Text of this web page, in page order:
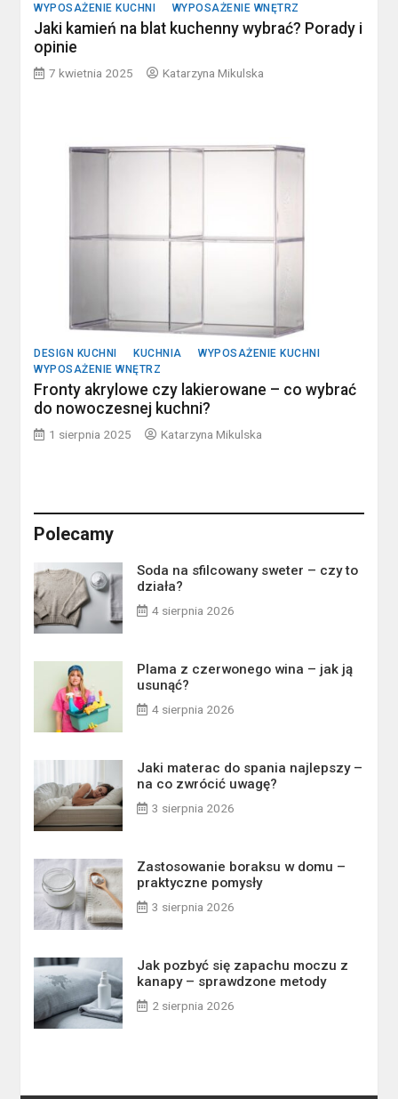
WYPOSAŻENIE KUCHNI
WYPOSAŻENIE WNĘTRZ
Jaki kamień na blat kuchenny wybrać? Porady i
opinie
7 kwietnia 2025 Katarzyna Mikulska
DESIGN KUCHNI KUCHNIA
WYPOSAŻENIE KUCHNI
WYPOSAŻENIE WNĘTRZ
Fronty akrylowe czy lakierowane – co wybrać
do nowoczesnej kuchni?
1 sierpnia 2025 Katarzyna Mikulska
Polecamy
Soda na sfilcowany sweter – czy to
działa?
4 sierpnia 2026
Plama z czerwonego wina – jak ją
usunąć?
4 sierpnia 2026
Jaki materac do spania najlepszy –
na co zwrócić uwagę?
3 sierpnia 2026
Zastosowanie boraksu w domu –
praktyczne pomysły
3 sierpnia 2026
Jak pozbyć się zapachu moczu z
kanapy – sprawdzone metody
2 sierpnia 2026